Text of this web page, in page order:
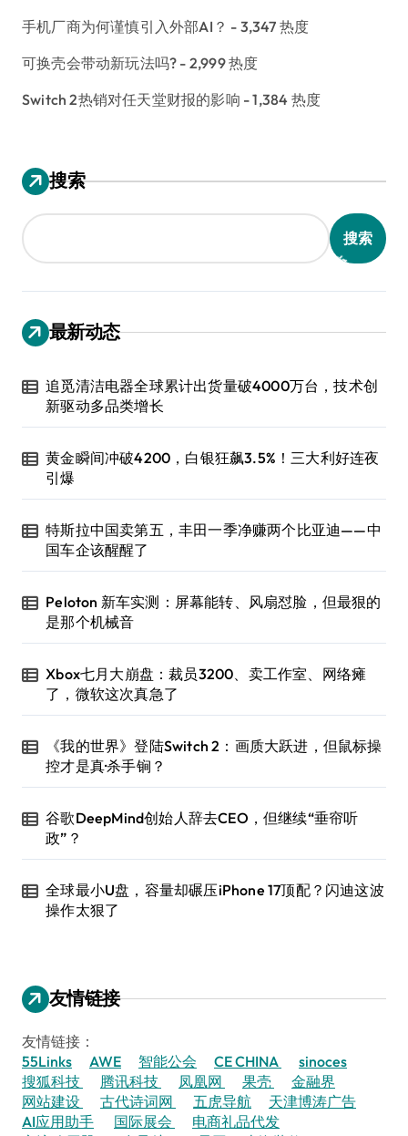
手机厂商为何谨慎引入外部AI？ - 3,347 热度
可换壳会带动新玩法吗? - 2,999 热度
Switch 2热销对任天堂财报的影响 - 1,384 热度
搜索
搜索
最新动态
追觅清洁电器全球累计出货量破4000万台，技术创
新驱动多品类增长
黄金瞬间冲破4200，白银狂飙3.5%！三大利好连夜
引爆
特斯拉中国卖第五，丰田一季净赚两个比亚迪——中
国车企该醒醒了
Peloton 新车实测：屏幕能转、风扇怼脸，但最狠的
是那个机械音
Xbox七月大崩盘：裁员3200、卖工作室、网络瘫
了，微软这次真急了
《我的世界》登陆Switch 2：画质大跃进，但鼠标操
控才是真·杀手锏？
谷歌DeepMind创始人辞去CEO，但继续“垂帘听
政”？
全球最小U盘，容量却碾压iPhone 17顶配？闪迪这波
操作太狠了
友情链接
友情链接：
55Links
AWE 智能公会 CE CHINA
sinoces
搜狐科技
腾讯科技 凤凰网 果壳
金融界
网站建设
古代诗词网 五虎导航
天津博涛广告
AI应用助手
国际展会
电商礼品代发